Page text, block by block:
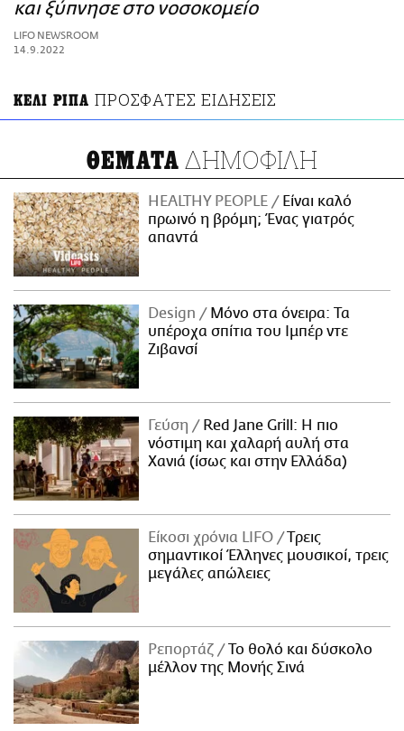
PRINT
και ξύπνησε στο νοσοκομείο
LIFO NEWSROOM
14.9.2022
ΚΕΛΙ ΡΙΠΑ ΠΡΟΣΦΑΤΕΣ ΕΙΔΗΣΕΙΣ
ΘΕΜΑΤΑ ΔΗΜΟΦΙΛΗ
HEALTHY PEOPLE
Είναι καλό
πρωινό η βρόμη; Ένας γιατρός
απαντά
Design
Μόνο στα όνειρα: Τα
υπέροχα σπίτια του Ιμπέρ ντε
Ζιβανσί
Γεύση
Red Jane Grill: Η πιο
νόστιμη και χαλαρή αυλή στα
Χανιά (ίσως και στην Ελλάδα)
Είκοσι χρόνια LIFO
Tρεις
σημαντικοί Έλληνες μουσικοί, τρεις
μεγάλες απώλειες
Ρεπορτάζ
Το θολό και δύσκολο
μέλλον της Μονής Σινά